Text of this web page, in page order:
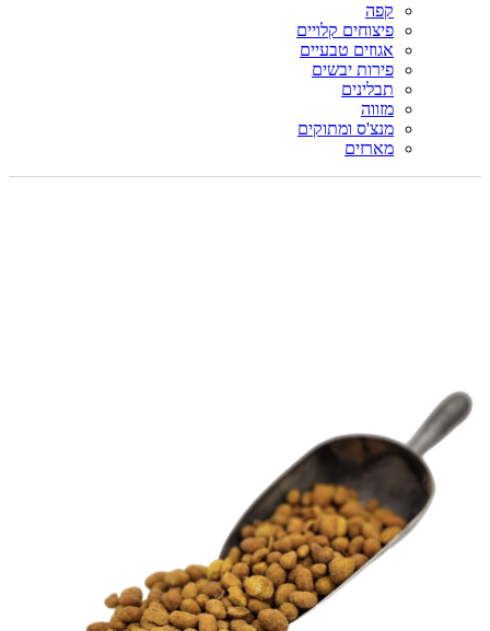
קפה
פיצוחים קלויים
אגוזים טבעיים
פירות יבשים
תבלינים
מזווה
מנצ'ס ומתוקים
מארזים